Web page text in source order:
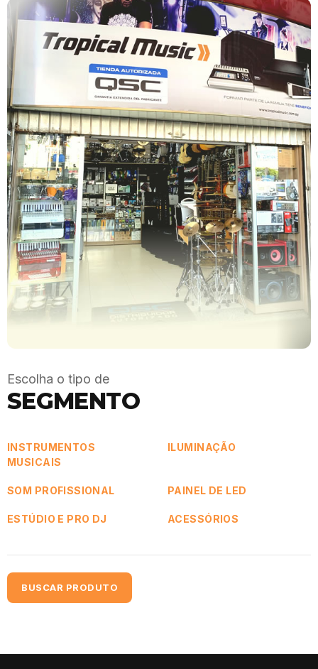
Escolha o tipo de
SEGMENTO
INSTRUMENTOS
MUSICAIS
ILUMINAÇÃO
SOM PROFISSIONAL PAINEL DE LED
ESTÚDIO E PRO DJ ACESSÓRIOS
BUSCAR PRODUTO